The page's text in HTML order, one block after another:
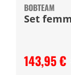
BOBTEAM
143,95 €